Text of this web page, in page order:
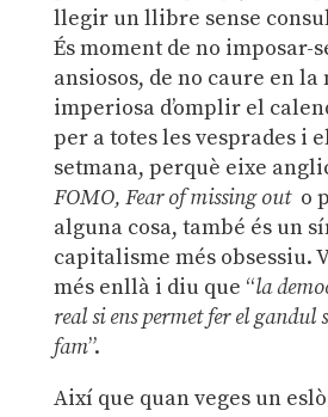
llegir un llibre sense
És moment de no imposar-
ansiosos, de no caure en la
imperiosa d’omplir el
per a totes les vesprades i
setmana, perquè eixe
FOMO, Fear of missing outo
alguna cosa, també és un
capitalisme més obsessiu.
més enllà i diu que “la
real si ens permet fer el gandul
fam”.
Així que quan veges un